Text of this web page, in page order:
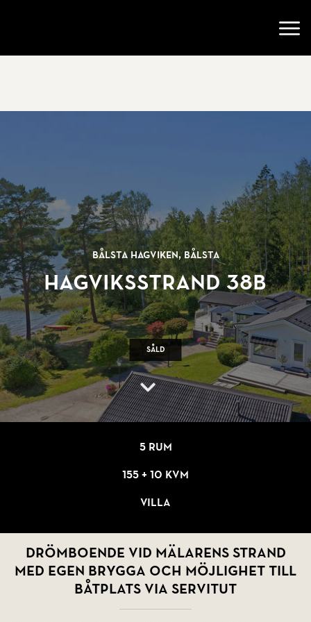
Bålsta Hagviken, Bålsta
Hagviksstrand 38B
Såld
5 rum
155 + 10 kvm
Villa
Drömboende vid Mälarens strand
med egen brygga och möjlighet till
båtplats via servitut